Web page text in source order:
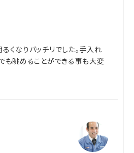
くなりバッチリでした。手入れ
も眺めることができる事も大変